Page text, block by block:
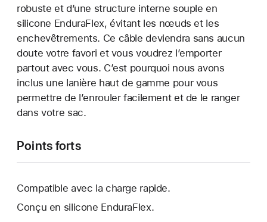
robuste et d’une structure interne souple en
silicone EnduraFlex, évitant les nœuds et les
enchevêtrements. Ce câble deviendra sans aucun
doute votre favori et vous voudrez l’emporter
partout avec vous. C’est pourquoi nous avons
inclus une lanière haut de gamme pour vous
permettre de l’enrouler facilement et de le ranger
dans votre sac.
Points forts
Compatible avec la charge rapide.
Conçu en silicone EnduraFlex.